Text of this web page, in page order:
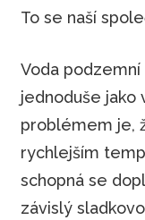
To se naší
Voda
jednoduše jako
problémem je,
rychlejším
schopná se
závislý